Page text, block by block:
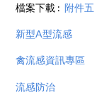
檔案下載 : 附件五
新型A型流感
禽流感資訊專區
流感防治